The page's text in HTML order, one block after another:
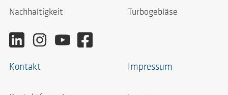
Nachhaltigkeit
Turbogebläse
Kontakt Impressum